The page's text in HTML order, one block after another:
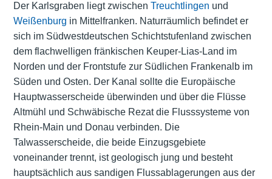
Der Karlsgraben liegt zwischen Treuchtlingen und
Weißenburg in Mittelfranken. Naturräumlich befindet er
sich im Südwestdeutschen Schichtstufenland zwischen
dem flachwelligen fränkischen Keuper-Lias-Land im
Norden und der Frontstufe zur Südlichen Frankenalb im
Süden und Osten. Der Kanal sollte die Europäische
Hauptwasserscheide überwinden und über die Flüsse
Altmühl und Schwäbische Rezat die Flusssysteme von
Rhein-Main und Donau verbinden. Die
Talwasserscheide, die beide Einzugsgebiete
voneinander trennt, ist geologisch jung und besteht
hauptsächlich aus sandigen Flussablagerungen aus der